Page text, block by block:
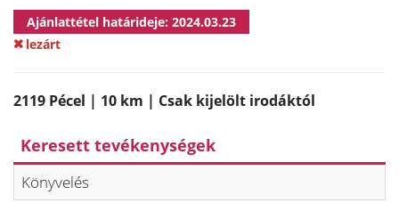
Ajánlattétel határideje: 2024.03.23
lezárt
2119 Pécel | 10 km | Csak kijelölt irodáktól
Keresett tevékenységek
Könyvelés